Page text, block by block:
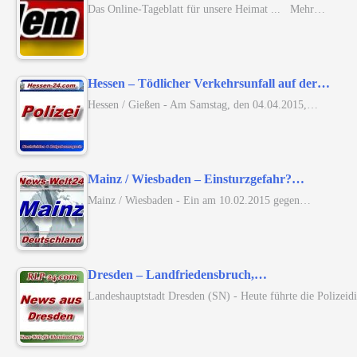
Das Online-Tageblatt für unsere Heimat ... Mehr…
Hessen – Tödlicher Verkehrsunfall auf der…
Hessen / Gießen - Am Samstag, den 04.04.2015,…
Mainz / Wiesbaden – Einsturzgefahr?…
Mainz / Wiesbaden - Ein am 10.02.2015 gegen…
Dresden – Landfriedensbruch,…
Landeshauptstadt Dresden (SN) - Heute führte die